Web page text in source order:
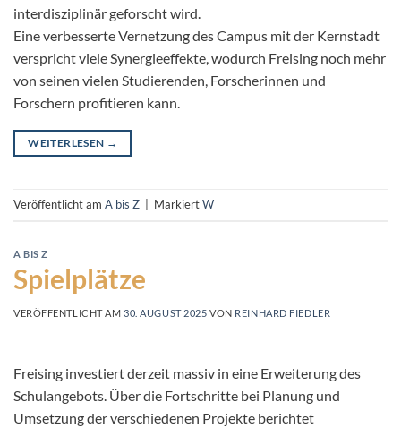
interdisziplinär geforscht wird.
Eine verbesserte Vernetzung des Campus mit der Kernstadt
verspricht viele Synergieeffekte, wodurch Freising noch mehr
von seinen vielen Studierenden, Forscherinnen und
Forschern profitieren kann.
WEITERLESEN →
Veröffentlicht am A bis Z MarkiertW
A BIS Z
Spielplätze
VERÖFFENTLICHT AM30. AUGUST 2025 VON REINHARD FIEDLER
Freising investiert derzeit massiv in eine Erweiterung des
Schulangebots. Über die Fortschritte bei Planung und
Umsetzung der verschiedenen Projekte berichtet